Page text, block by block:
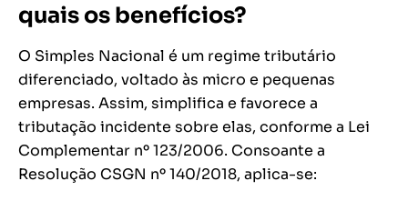
quais os benefícios?
O Simples Nacional é um regime tributário
diferenciado, voltado às micro e pequenas
empresas. Assim, simplifica e favorece a
tributação incidente sobre elas, conforme a Lei
Complementar nº 123/2006. Consoante a
Resolução CSGN nº 140/2018, aplica-se: